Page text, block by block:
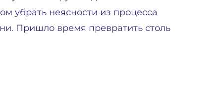
убрать неясности из процесса
Пришло время превратить столь